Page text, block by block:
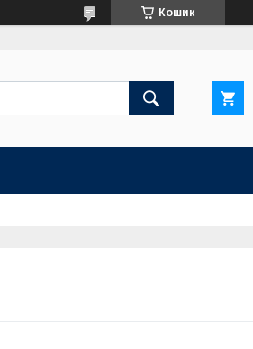
Кошик